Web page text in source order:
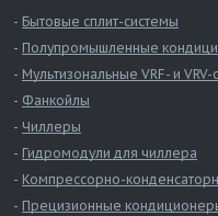
Бытовые сплит-системы
Полупромышленные
Мультизональные VRF- и
Фанкойлы
Чиллеры
Гидромодули для чиллера
Компрессорно-
Прецизионные